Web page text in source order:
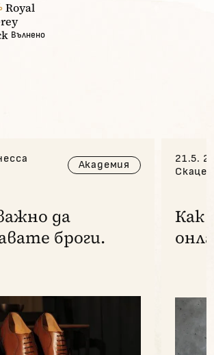
Royal
Вълнено
Академия
да
броги.
21.5.
Как